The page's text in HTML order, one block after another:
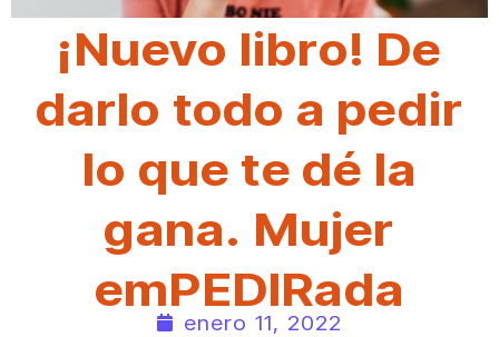
¡Nuevo libro! De
darlo todo a pedir
lo que te dé la
gana. Mujer
emPEDIRada
enero 11, 2022